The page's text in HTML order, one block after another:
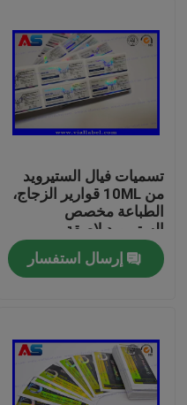
منتجات
معلومات عنا
تسميات فيال الستيرويد
من 10ML قوارير الزجاج،
الطباعة مخصص
الستيرويد لاصقة
إرسال استفسار